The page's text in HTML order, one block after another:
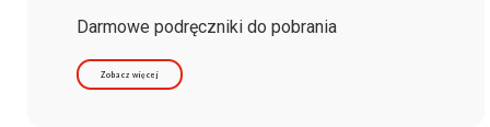
Darmowe podręczniki do pobrania
Zobacz więcej